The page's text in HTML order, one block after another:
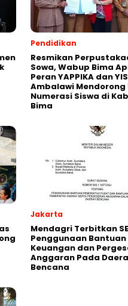
Pendidikan
Resmikan
Sowa, Wabup Bima
Peran YAPPIKA dan
Ambalawi
Numerasi Siswa di
Bima
Jakarta
Mendagri Terbitkan SE
Penggunaan Bantuan
Keuangan dan
Anggaran Pada
Bencana